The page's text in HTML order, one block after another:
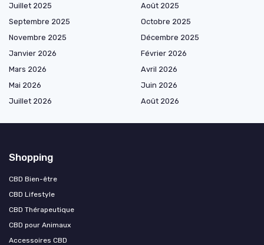
Juillet 2025
Août 2025
Septembre 2025
Octobre 2025
Novembre 2025
Décembre 2025
Janvier 2026
Février 2026
Mars 2026
Avril 2026
Mai 2026
Juin 2026
Juillet 2026
Août 2026
Shopping
CBD Bien-être
CBD Lifestyle
CBD Thérapeutique
CBD pour Animaux
Accessoires CBD